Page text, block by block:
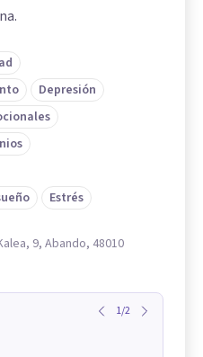
Depresión
Estrés
9, Abando, 48010
1/2